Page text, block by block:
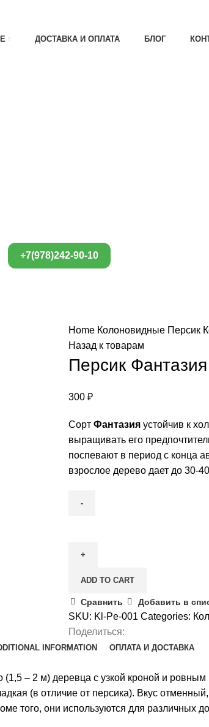
ДОСТАВКА И ОПЛАТА БЛОГ
+7(978)242-90-10
Home Колоновидные Персик
Назад к товарам
Персик
300 ₽
Сорт Фантазия устойчив к
выращивать его
поспевают в период с конца
взрослое дерево дает до 30-
Колоновидный
ADD TO CART
Сравнить Добавить в
SKU: Kl-Pe-001 Categories:
Поделиться:
INFORMATION ОПЛАТА И ДОСТАВКА
(1,5 – 2 м) деревца с узкой кроной и
(в отличие от персика). Вкус
того, они используются для различных